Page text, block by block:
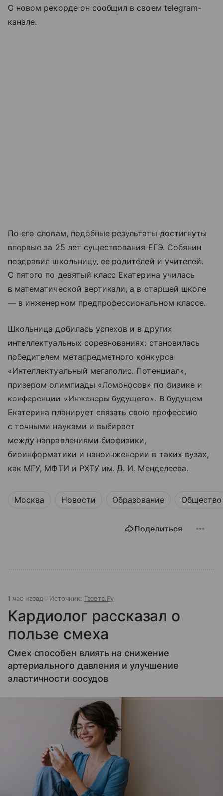
О новом рекорде он сообщил в своем telegram-
канале.
По его словам, подобные результаты достигнуты
впервые за 25 лет существования ЕГЭ. Собянин
поздравил школьницу, ее родителей и учителей.
С пятого по девятый класс Екатерина училась
в математической вертикали, а в старшей школе
— в инженерном предпрофессиональном классе.
Школьница добилась успехов и в других
интеллектуальных соревнованиях: становилась
победителем метапредметного конкурса
«Интеллектуальный мегаполис. Потенциал»,
призером олимпиады «Ломоносов» по физике и
конференции «Инженеры будущего». В будущем
Екатерина планирует связать свою профессию
с точными науками и выбирает
между направлениями биофизики,
биоинформатики и наноинженерии в таких вузах,
как МГУ, МФТИ и РХТУ им. Д. И. Менделеева.
Москва Новости Образование Общество
Поделиться
1 час назад Источник: Газета.Ру
Кардиолог рассказал о
пользе смеха
Смех способен влиять на снижение
артериального давления и улучшение
эластичности сосудов